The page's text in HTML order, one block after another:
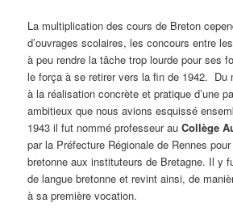
La multiplication des cours de Breton
d’ouvrages scolaires, les concours entre
à peu rendre la tâche trop lourde pour ses
le força à se retirer vers la fin de 1942. Du
à la réalisation concrète et pratique d’une
ambitieux que nous avions esquissé
1943 il fut nommé professeur auCollège
par la Préfecture Régionale de Rennes
bretonne aux instituteurs de Bretagne. Il y
de langue bretonne et revint ainsi, de
à sa première vocation.